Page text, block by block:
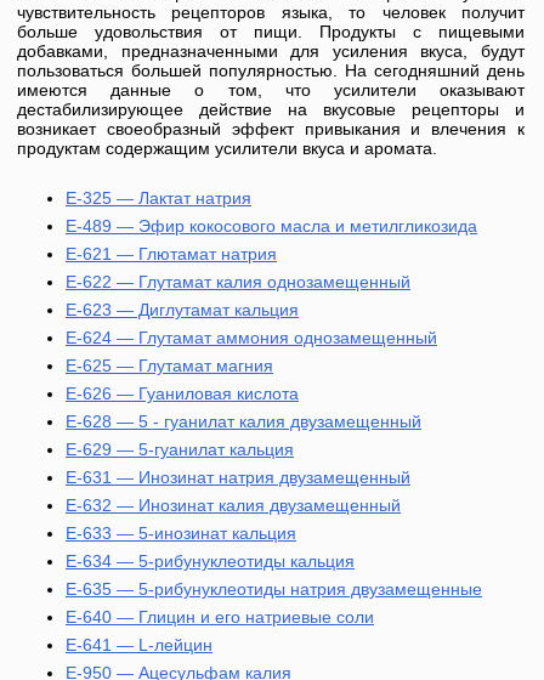
чувствительность рецепторов языка, то человек получит
больше удовольствия от пищи. Продукты с пищевыми
добавками, предназначенными для усиления вкуса, будут
пользоваться большей популярностью. На сегодняшний день
имеются данные о том, что усилители оказывают
дестабилизирующее действие на вкусовые рецепторы и
возникает своеобразный эффект привыкания и влечения к
продуктам содержащим усилители вкуса и аромата.
E-325 — Лактат натрия
E-489 — Эфир кокосового масла и метилгликозида
E-621 — Глютамат натрия
E-622 — Глутамат калия однозамещенный
E-623 — Диглутамат кальция
E-624 — Глутамат аммония однозамещенный
E-625 — Глутамат магния
E-626 — Гуаниловая кислота
E-628 — 5 - гуанилат калия двузамещенный
E-629 — 5-гуанилат кальция
E-631 — Инозинат натрия двузамещенный
E-632 — Инозинат калия двузамещенный
E-633 — 5-инозинат кальция
E-634 — 5-рибунуклеотиды кальция
E-635 — 5-рибунуклеотиды натрия двузамещенные
E-640 — Глицин и его натриевые соли
E-641 — L-лейцин
E-950 — Ацесульфам калия